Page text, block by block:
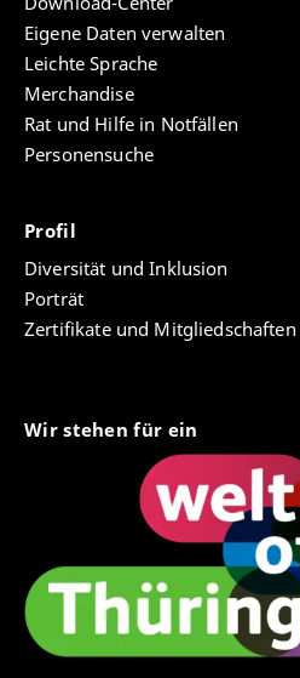
Eigene Daten verwalten
Leichte Sprache
Merchandise
Rat und Hilfe in Notfällen
Personensuche
Profil
Diversität und Inklusion
Porträt
Zertifikate und Mitgliedschaften
Wir stehen für ein